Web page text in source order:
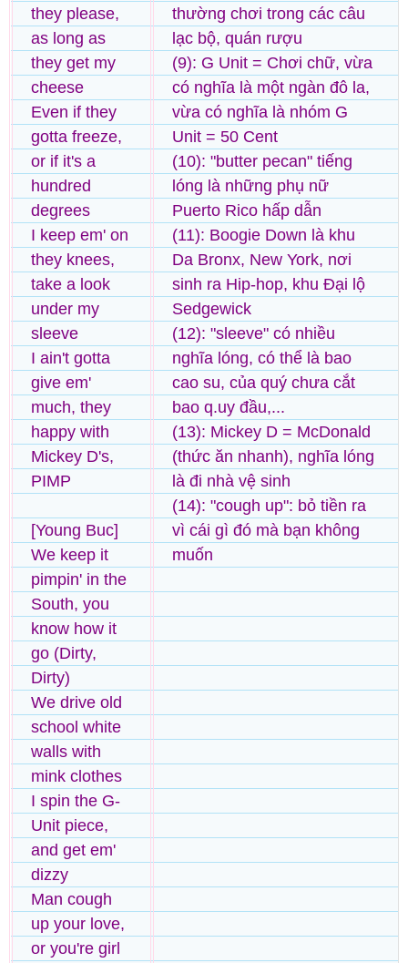
they please,
as long as
they get my
cheese
Even if they
gotta freeze,
or if it's a
hundred
degrees
I keep em' on
they knees,
take a look
under my
sleeve
I ain't gotta
give em'
much, they
happy with
Mickey D's,
PIMP
[Young Buc]
We keep it
pimpin' in the
South, you
know how it
go (Dirty,
Dirty)
We drive old
school white
walls with
mink clothes
I spin the G-
Unit piece,
and get em'
dizzy
Man cough
up your love,
or you're girl
thường chơi trong các câu
lạc bộ, quán rượu
(9): G Unit = Chơi chữ, vừa
có nghĩa là một ngàn đô la,
vừa có nghĩa là nhóm G
Unit = 50 Cent
(10): "butter pecan" tiếng
lóng là những phụ nữ
Puerto Rico hấp dẫn
(11): Boogie Down là khu
Da Bronx, New York, nơi
sinh ra Hip-hop, khu Đại lộ
Sedgewick
(12): "sleeve" có nhiều
nghĩa lóng, có thể là bao
cao su, của quý chưa cắt
bao q.uy đầu,...
(13): Mickey D = McDonald
(thức ăn nhanh), nghĩa lóng
là đi nhà vệ sinh
(14): "cough up": bỏ tiền ra
vì cái gì đó mà bạn không
muốn